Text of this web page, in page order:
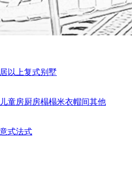
以上复式别墅
儿童房厨房榻榻米衣帽间其他
意式法式